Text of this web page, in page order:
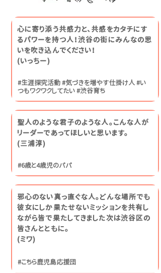
心に寄り添う共感力と、共感をカタチにす
るパワーを持つ人！渋谷の街にみんなの思
いを吹き込んでください！
​(いっちー)
#生涯探究活動 #気づきを増やす仕掛け人 #い
つもワクワクしてたい #渋谷育ち
聖人のような君子のような人。こんな人が
リーダーであってほしいと思います。
(三浦淳)
#6歳と4歳児のパパ
邪心のない真っ直ぐな人。どんな場所でも
彼女にしか果たせないミッションを共有し
ながら皆で果たしてきました次は渋谷区の
皆さんとともに。
(ミワ)
#こちら鹿児島応援団